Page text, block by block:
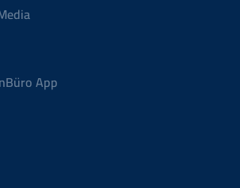
App